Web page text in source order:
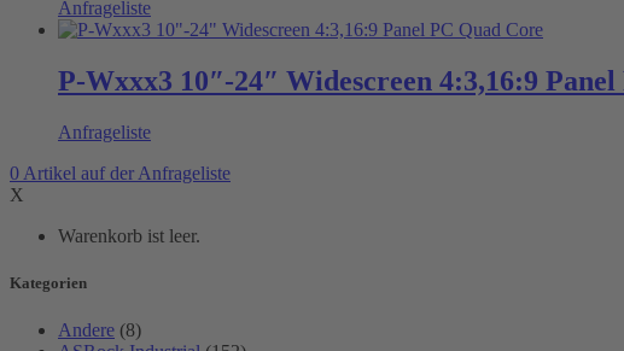
Anfrageliste
P-Wxxx3 10″-24″ Widescreen 4:3,16:9
Anfrageliste
0 Artikel auf der Anfrageliste
X
Warenkorb ist leer.
Kategorien
Andere (8)